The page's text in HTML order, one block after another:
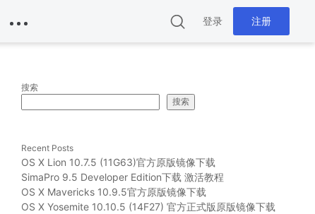
登录 注册
搜索
搜索
Recent Posts
OS X Lion 10.7.5 (11G63)官方原版镜像下载
SimaPro 9.5 Developer Edition下载 激活教程
OS X Mavericks 10.9.5官方原版镜像下载
OS X Yosemite 10.10.5 (14F27) 官方正式版原版镜像下载